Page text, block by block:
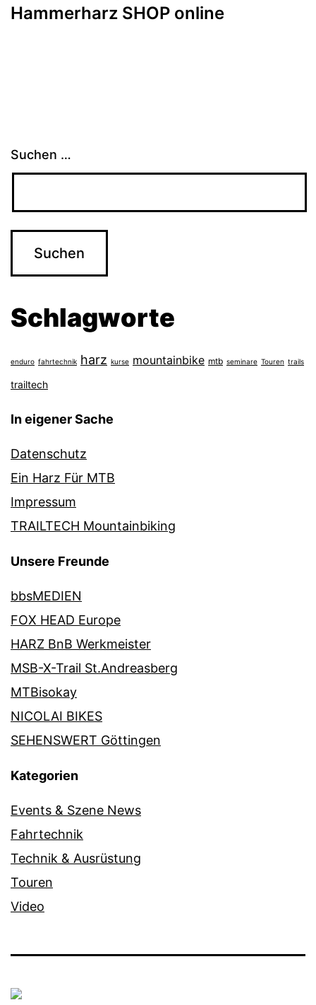
Hammerharz SHOP online
Suchen …
Schlagworte
enduro fahrtechnik harz kurse mountainbike mtb seminare Touren trails
trailtech
In eigener Sache
Datenschutz
Ein Harz Für MTB
Impressum
TRAILTECH Mountainbiking
Unsere Freunde
bbsMEDIEN
FOX HEAD Europe
HARZ BnB Werkmeister
MSB-X-Trail St.Andreasberg
MTBisokay
NICOLAI BIKES
SEHENSWERT Göttingen
Kategorien
Events & Szene News
Fahrtechnik
Technik & Ausrüstung
Touren
Video